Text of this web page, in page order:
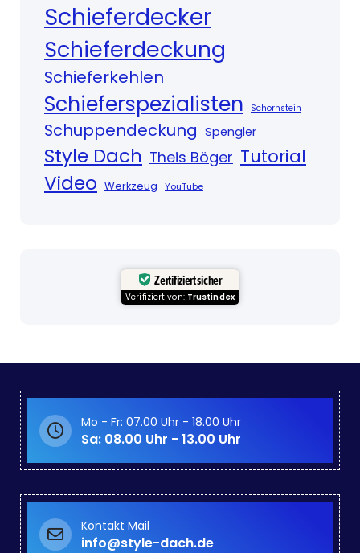
Schieferdecker
Schieferdeckung
Schieferkehlen
Schieferspezialisten Schornstein
Schuppendeckung Spengler
Style Dach Theis Böger Tutorial
Video Werkzeug YouTube
Zertifiziert sicher
Verifiziert von: Trustindex
Mo - Fr: 07.00 Uhr - 18.00 Uhr
Sa: 08.00 Uhr - 13.00 Uhr
Kontakt Mail
info@style-dach.de